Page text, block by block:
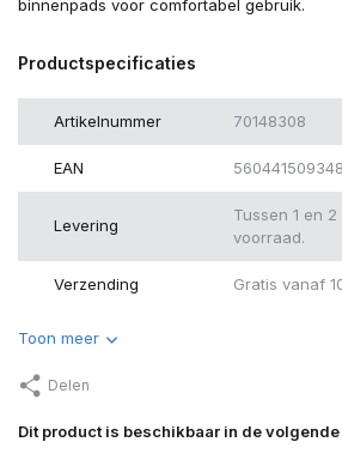
binnenpads voor comfortabel gebruik.
Productspecificaties
Artikelnummer 70148308
EAN
Levering
Tussen 1 en
voorraad.
Verzending Gratis vanaf
Toon meer
Delen
Dit product is beschikbaar in de